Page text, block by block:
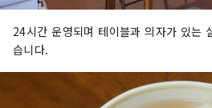
24시간 운영되며 테이블과 의자가 있는
습니다.